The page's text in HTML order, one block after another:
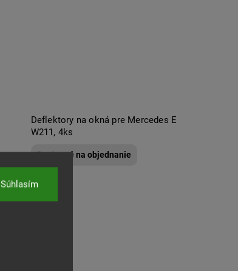
Súhlasím
Deflektory na okná pre Mercedes E
W211, 4ks
Dostupné na objednanie